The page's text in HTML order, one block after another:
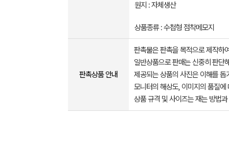
원지 : 자체생산
상품종류 : 수첩형 점착메모지
판촉상품 안내
판촉물은 판촉을 목적으로 제작하
일반상품으로 판매는 신중히 판단
제공되는 상품의 사진은 이해를
모니터의 해상도, 이미지의 품질
상품 규격 및 사이즈는 재는 방법